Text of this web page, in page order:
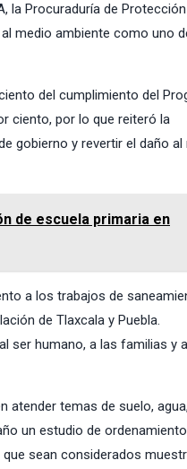
la Procuraduría de
medio ambiente como uno
del cumplimiento del
ciento, por lo que reiteró la
gobierno y revertir el daño al
de escuela primaria en
a los trabajos de
de Tlaxcala y Puebla.
ser humano, a las familias y
atender temas de suelo,
un estudio de ordenamiento
sean considerados